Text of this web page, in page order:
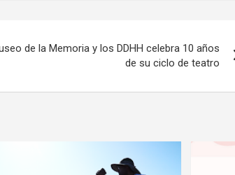
de la Memoria y los DDHH celebra 10 años
de su ciclo de teatro